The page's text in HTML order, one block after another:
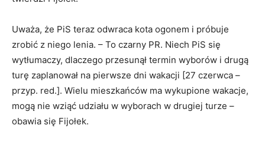
Uważa, że PiS teraz odwraca kota ogonem i próbuje
zrobić z niego lenia. – To czarny PR. Niech PiS się
wytłumaczy, dlaczego przesunął termin wyborów i drugą
turę zaplanował na pierwsze dni wakacji [27 czerwca –
przyp. red.]. Wielu mieszkańców ma wykupione wakacje,
mogą nie wziąć udziału w wyborach w drugiej turze –
obawia się Fijołek.